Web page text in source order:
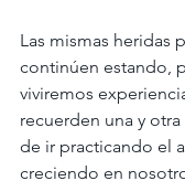
Las mismas heridas
continúen estando,
viviremos
recuerden una y
de ir practicando el
creciendo en